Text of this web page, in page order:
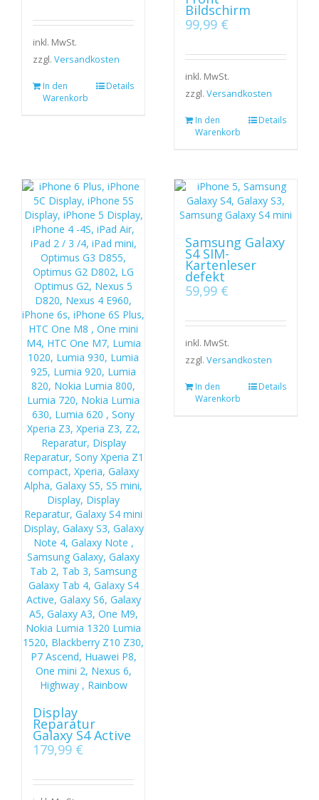
inkl. MwSt.
zzgl. Versandkosten
In den
Warenkorb
Details
Bildschirm
99,99 €
inkl. MwSt.
zzgl. Versandkosten
In den
Warenkorb
Details
Display
Reparatur
Galaxy S4 Active
179,99 €
Samsung Galaxy
S4 SIM-
Kartenleser
defekt
59,99 €
inkl. MwSt.
zzgl. Versandkosten
In den
Warenkorb
Details